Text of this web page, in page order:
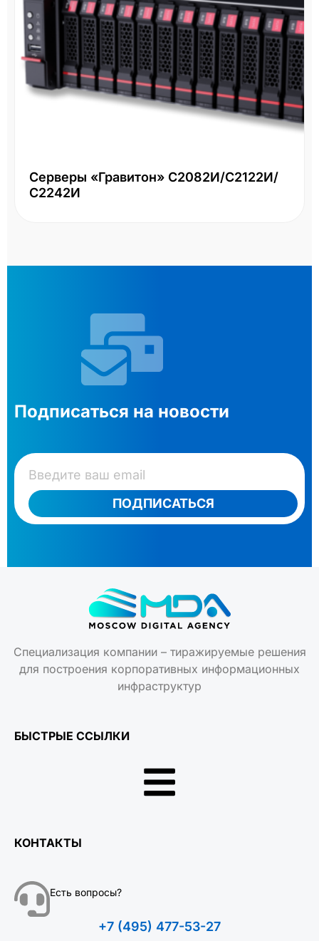
Серверы «Гравитон» С2082И/С2122И/
С2242И
Подписаться на новости
ПОДПИСАТЬСЯ
Специализация компании – тиражируемые решения
для построения корпоративных информационных
инфраструктур
БЫСТРЫЕ ССЫЛКИ
КОНТАКТЫ
Есть вопросы?
+7 (495) 477-53-27